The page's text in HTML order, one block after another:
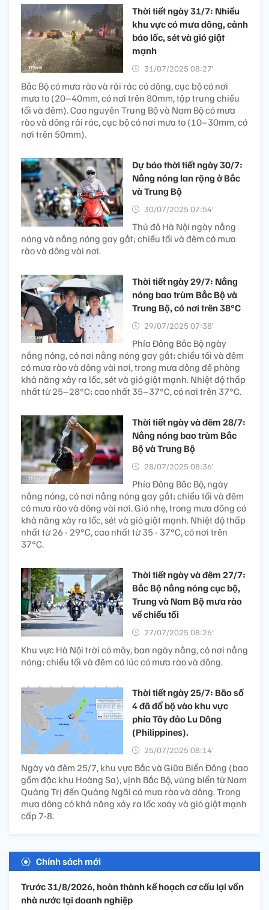
Thời tiết ngày 31/7: Nhiều
khu vực có mưa dông, cảnh
báo lốc, sét và gió giật
mạnh
31/07/2025 08:27’
Bắc Bộ có mưa rào và rải rác có dông, cục bộ có nơi
mưa to (20–40mm, có nơi trên 80mm, tập trung chiều
tối và đêm). Cao nguyên Trung Bộ và Nam Bộ có mưa
rào và dông rải rác, cục bộ có nơi mưa to (10–30mm, có
nơi trên 50mm).
Dự báo thời tiết ngày 30/7:
Nắng nóng lan rộng ở Bắc
và Trung Bộ
30/07/2025 07:54’
Thủ đô Hà Nội ngày nắng
nóng và nắng nóng gay gắt; chiều tối và đêm có mưa
rào và dông vài nơi.
Thời tiết ngày 29/7: Nắng
nóng bao trùm Bắc Bộ và
Trung Bộ, có nơi trên 38°C
29/07/2025 07:38’
Phía Đông Bắc Bộ ngày
nắng nóng, có nơi nắng nóng gay gắt; chiều tối và đêm
có mưa rào và dông vài nơi, trong mưa dông đề phòng
khả năng xảy ra lốc, sét và gió giật mạnh. Nhiệt độ thấp
nhất từ 25–28°C; cao nhất 35–37°C, có nơi trên 37°C.
Thời tiết ngày và đêm 28/7:
Nắng nóng bao trùm Bắc
Bộ và Trung Bộ
28/07/2025 08:36’
Phía Đông Bắc Bộ, ngày
nắng nóng, có nơi nắng nóng gay gắt; chiều tối và đêm
có mưa rào và dông vài nơi. Gió nhẹ, trong mưa dông có
khả năng xảy ra lốc, sét và gió giật mạnh. Nhiệt độ thấp
nhất từ 26 - 29°C, cao nhất từ 35 - 37°C, có nơi trên
37°C.
Thời tiết ngày và đêm 27/7:
Bắc Bộ nắng nóng cục bộ,
Trung và Nam Bộ mưa rào
về chiều tối
27/07/2025 08:26’
Khu vực Hà Nội trời có mây, ban ngày nắng, có nơi nắng
nóng; chiều tối và đêm có lúc có mưa rào và dông.
Thời tiết ngày 25/7: Bão số
4 đã đổ bộ vào khu vực
phía Tây đảo Lu Dông
(Philippines).
25/07/2025 08:14’
Ngày và đêm 25/7, khu vực Bắc và Giữa Biển Đông (bao
gồm đặc khu Hoàng Sa), vịnh Bắc Bộ, vùng biển từ Nam
Quảng Trị đến Quảng Ngãi có mưa rào và dông. Trong
mưa dông có khả năng xảy ra lốc xoáy và gió giật mạnh
cấp 7-8.
Chính sách mới
Trước 31/8/2026, hoàn thành kế hoạch cơ cấu lại vốn
nhà nước tại doanh nghiệp